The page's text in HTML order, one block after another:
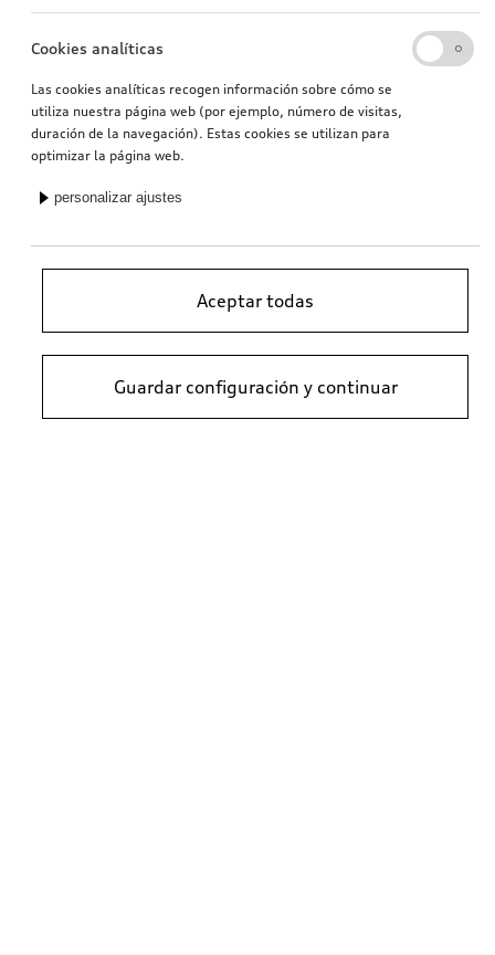
Cookies analíticas
Las cookies analíticas recogen información sobre cómo se
utiliza nuestra página web (por ejemplo, número de visitas,
duración de la navegación). Estas cookies se utilizan para
optimizar la página web.
personalizar ajustes
Aceptar todas
Guardar configuración y continuar